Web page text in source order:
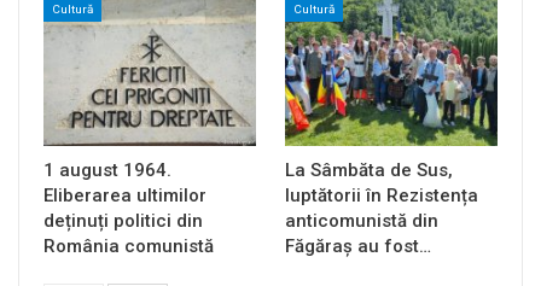
Cultură
1 august 1964.
Eliberarea ultimilor
deținuți politici din
România comunistă
Cultură
La Sâmbăta de Sus,
luptătorii în Rezistența
anticomunistă din
Făgăraș au fost…